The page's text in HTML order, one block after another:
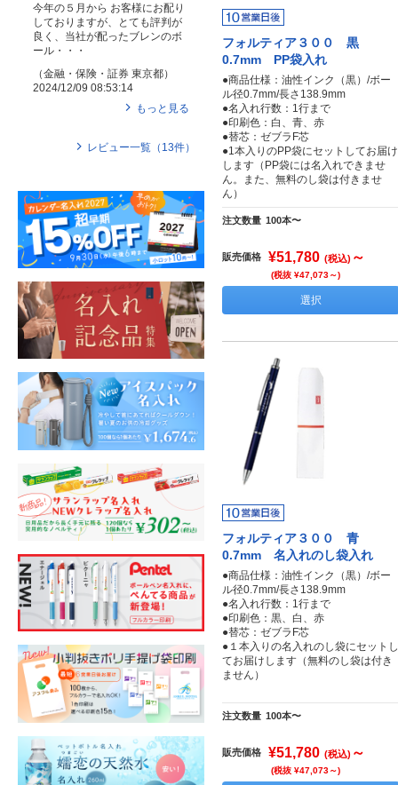
フォルティア３００ 黒
0.7mm PP袋入れ
●商品仕様：油性インク（黒）/ボー
ル径0.7mm/長さ138.9mm
●名入れ行数：1行まで
●印刷色：白、青、赤
●替芯：ゼブラF芯
●1本入りのPP袋にセットしてお届け
します（PP袋には名入れできませ
ん。また、無料のし袋は付きませ
ん）
注文数量 100本〜
販売価格 ¥51,780 (税込) ～
(税抜 ¥47,073～)
選択
フォルティア３００ 青
0.7mm 名入れのし袋入れ
●商品仕様：油性インク（黒）/ボー
ル径0.7mm/長さ138.9mm
●名入れ行数：1行まで
●印刷色：黒、白、赤
●替芯：ゼブラF芯
●１本入りの名入れのし袋にセットし
てお届けします（無料のし袋は付き
ません）
注文数量 100本〜
販売価格 ¥51,780 (税込) ～
(税抜 ¥47,073～)
今年の５月から お客様にお配り
しておりますが、とても評判が
良く、当社が配ったブレンのボ
ール・・・
（金融・保険・証券 東京都）
2024/12/09 08:53:14
もっと見る
レビュー一覧（ 13件）